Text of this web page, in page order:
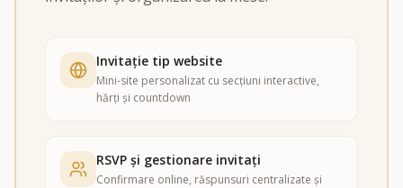
Invitație tip website
Mini-site personalizat cu secțiuni interactive,
hărți și countdown
RSVP și gestionare invitați
Confirmare online, răspunsuri centralizate și